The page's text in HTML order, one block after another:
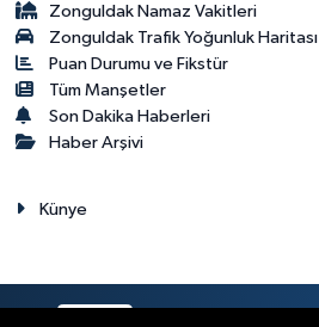
Zonguldak Namaz Vakitleri
Zonguldak Trafik Yoğunluk Haritası
Puan Durumu ve Fikstür
Tüm Manşetler
Son Dakika Haberleri
Haber Arşivi
Künye